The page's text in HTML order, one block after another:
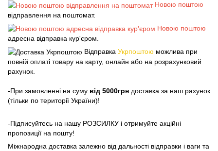
Новою поштою
відправлення на поштомат.
Новою поштою
адресна відправка кур'єром.
Відправка Укрпоштою можлива при
повній оплаті товару на карту, онлайн або на розрахунковий
рахунок.
-При замовленні на суму від 5000грн доставка за наш рахунок
(тільки по території України)!
-Підписуйтесь на нашу РОЗСИЛКУ і отримуйте акційні
пропозиції на пошту!
Міжнародна доставка залежно від дальності відправки і ваги та